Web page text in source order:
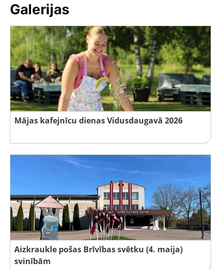
Galerijas
Mājas kafejnīcu dienas Vidusdaugavā 2026
Aizkraukle pošas Brīvības svētku (4. maija)
svinībām